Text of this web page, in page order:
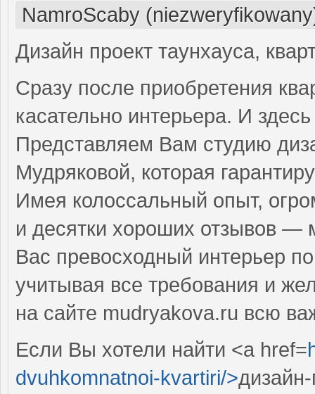
NamroScaby
Дизайн проект таунхауса,
Сразу после приобретения
касательно интерьера. И
Представляем Вам студию
Мудряковой, которая
Имея колоссальный опыт,
и десятки хороших отзывов —
Вас превосходный интерьер
учитывая все требования и
на сайте mudryakova.ru всю
Если Вы хотели найти <a href=
dvuhkomnatnoi-kvartiri/>